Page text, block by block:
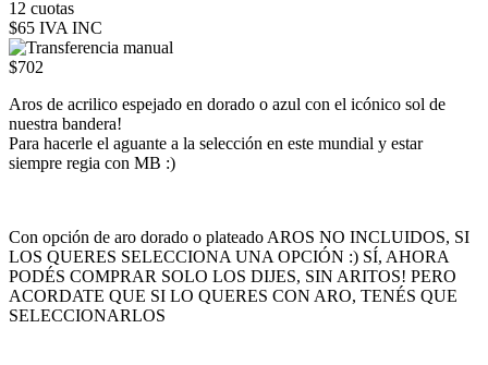
12 cuotas
$65 IVA INC
$702
Aros de acrilico espejado en dorado o azul con el icónico sol de
nuestra bandera!
Para hacerle el aguante a la selección en este mundial y estar
siempre regia con MB :)
Con opción de aro dorado o plateado AROS NO INCLUIDOS, SI
LOS QUERES SELECCIONA UNA OPCIÓN :) SÍ, AHORA
PODÉS COMPRAR SOLO LOS DIJES, SIN ARITOS! PERO
ACORDATE QUE SI LO QUERES CON ARO, TENÉS QUE
SELECCIONARLOS